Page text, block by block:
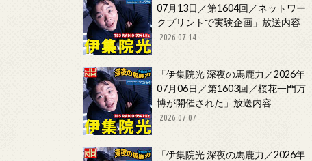
07月13日／第1604回／ネットワー
クプリントで実験企画」放送内容
2026.07.14
「伊集院光 深夜の馬鹿力／2026年
07月06日／第1603回／桜花一門万
博が開催された」放送内容
2026.07.07
「伊集院光 深夜の馬鹿力／2026年